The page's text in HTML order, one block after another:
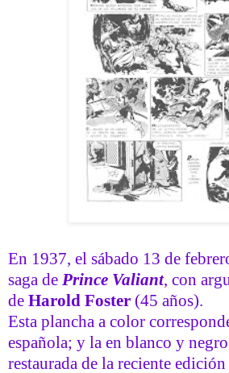
En 1937, el sábado 13 de
saga de Prince Valiant, con
de Harold Foster (45 años).
Esta plancha a color
española; y la en blanco y
restaurada de la reciente edición